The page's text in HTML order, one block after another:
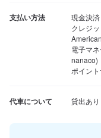
支払い方法
現金決済
クレジ
電子マ
nanaco)
ポイン
代車について